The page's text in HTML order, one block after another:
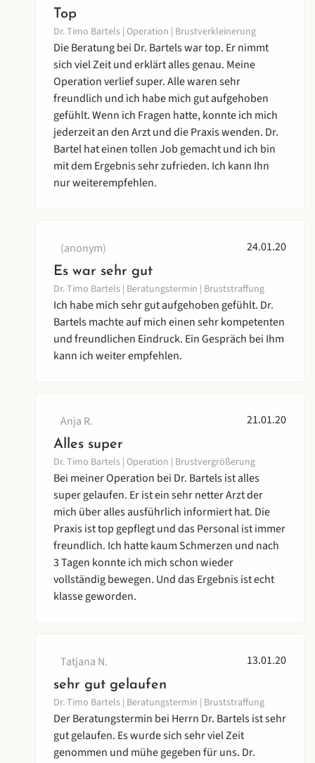
Top
Dr. Timo Bartels | Operation | Brustverkleinerung
Die Beratung bei Dr. Bartels war top. Er nimmt
sich viel Zeit und erklärt alles genau. Meine
Operation verlief super. Alle waren sehr
freundlich und ich habe mich gut aufgehoben
gefühlt. Wenn ich Fragen hatte, konnte ich mich
jederzeit an den Arzt und die Praxis wenden. Dr.
Bartel hat einen tollen Job gemacht und ich bin
mit dem Ergebnis sehr zufrieden. Ich kann Ihn
nur weiterempfehlen.
(anonym) 24.01.20
Es war sehr gut
Dr. Timo Bartels | Beratungstermin | Bruststraffung
Ich habe mich sehr gut aufgehoben gefühlt. Dr.
Bartels machte auf mich einen sehr kompetenten
und freundlichen Eindruck. Ein Gespräch bei Ihm
kann ich weiter empfehlen.
Anja R. 21.01.20
Alles super
Dr. Timo Bartels | Operation | Brustvergrößerung
Bei meiner Operation bei Dr. Bartels ist alles
super gelaufen. Er ist ein sehr netter Arzt der
mich über alles ausführlich informiert hat. Die
Praxis ist top gepflegt und das Personal ist immer
freundlich. Ich hatte kaum Schmerzen und nach
3 Tagen konnte ich mich schon wieder
vollständig bewegen. Und das Ergebnis ist echt
klasse geworden.
Tatjana N. 13.01.20
sehr gut gelaufen
Dr. Timo Bartels | Beratungstermin | Bruststraffung
Der Beratungstermin bei Herrn Dr. Bartels ist sehr
gut gelaufen. Es wurde sich sehr viel Zeit
genommen und mühe gegeben für uns. Dr.